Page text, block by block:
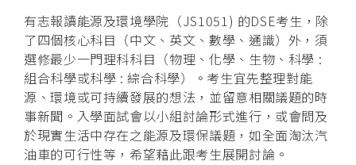
有志報讀能源及環境學院（JS1051) 的DSE考生，除
了四個核心科目（中文、英文、數學、通識）外，須
選修最少一門理科科目（物理、化學、生物、科學 :
組合科學或科學 : 綜合科學）。考生宜先整理對能
源、環境或可持續發展的想法，並留意相關議題的時
事新聞。入學面試會以小組討論形式進行，或會問及
於現實生活中存在之能源及環保議題，如全面淘汰汽
油車的可行性等，希望藉此跟考生展開討論。